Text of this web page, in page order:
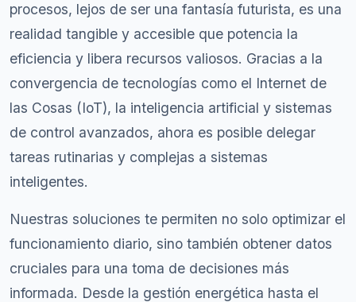
procesos, lejos de ser una fantasía futurista, es una
realidad tangible y accesible que potencia la
eficiencia y libera recursos valiosos. Gracias a la
convergencia de tecnologías como el Internet de
las Cosas (IoT), la inteligencia artificial y sistemas
de control avanzados, ahora es posible delegar
tareas rutinarias y complejas a sistemas
inteligentes.
Nuestras soluciones te permiten no solo optimizar el
funcionamiento diario, sino también obtener datos
cruciales para una toma de decisiones más
informada. Desde la gestión energética hasta el